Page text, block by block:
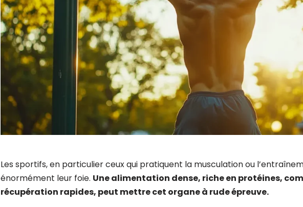
Les sportifs, en particulier ceux qui pratiquent la musculation ou
énormément leur foie. Une alimentation dense, riche en protéines,
récupération rapides, peut mettre cet organe à rude épreuve.